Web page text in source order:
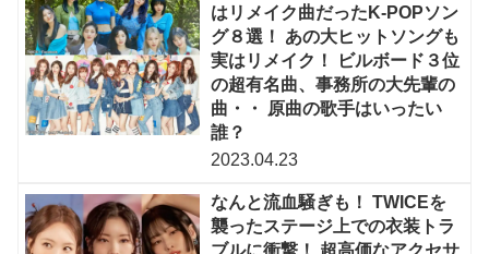
はリメイク曲だったK-POPソン
グ８選！ あの大ヒットソングも
実はリメイク！ ビルボード３位
の超有名曲、事務所の大先輩の
曲・・ 原曲の歌手はいったい
誰？
2023.04.23
なんと流血騒ぎも！ TWICEを
襲ったステージ上での衣装トラ